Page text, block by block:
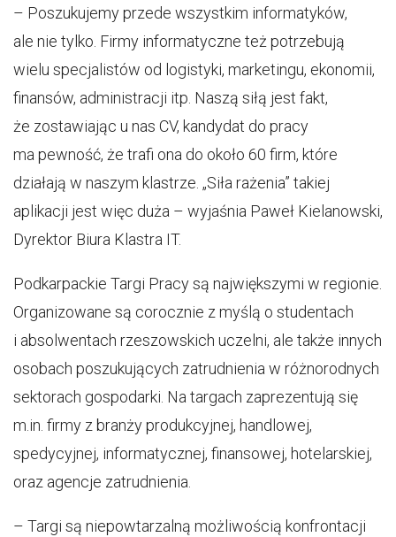
– Poszukujemy przede wszystkim informatyków,
ale nie tylko. Firmy informatyczne też potrzebują
wielu specjalistów od logistyki, marketingu, ekonomii,
finansów, administracji itp. Naszą siłą jest fakt,
że zostawiając u nas CV, kandydat do pracy
ma pewność, że trafi ona do około 60 firm, które
działają w naszym klastrze. „Siła rażenia” takiej
aplikacji jest więc duża – wyjaśnia Paweł Kielanowski,
Dyrektor Biura Klastra IT.
Podkarpackie Targi Pracy są największymi w regionie.
Organizowane są corocznie z myślą o studentach
i absolwentach rzeszowskich uczelni, ale także innych
osobach poszukujących zatrudnienia w różnorodnych
sektorach gospodarki. Na targach zaprezentują się
m.in. firmy z branży produkcyjnej, handlowej,
spedycyjnej, informatycznej, finansowej, hotelarskiej,
oraz agencje zatrudnienia.
– Targi są niepowtarzalną możliwością konfrontacji